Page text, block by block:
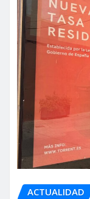
ACTUALIDAD